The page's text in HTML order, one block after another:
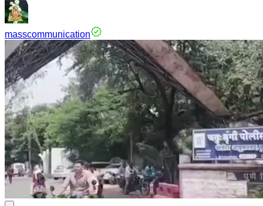
masscommunication